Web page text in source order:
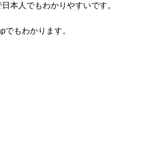
本人でもわかりやすいです。
でもわかります。